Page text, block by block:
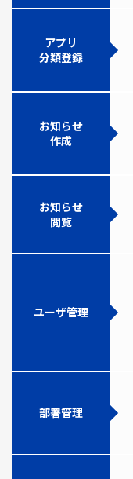
アプリ
分類登録
お知らせ
作成
お知らせ
閲覧
ユーザ管理
部署管理